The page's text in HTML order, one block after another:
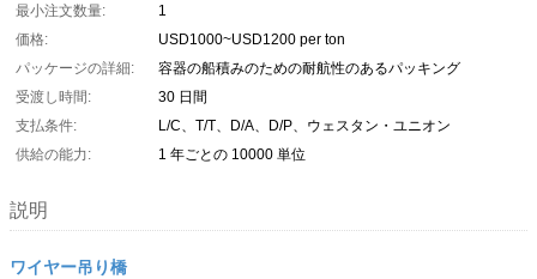
最小注文数量:
1
価格:
USD1000~USD1200 per ton
パッケージの詳細:
容器の船積みのための耐航性のあるパッキング
受渡し時間:
30 日間
支払条件:
L/C、T/T、D/A、D/P、ウェスタン・ユニオン
供給の能力:
1 年ごとの 10000 単位
説明
ワイヤー吊り橋